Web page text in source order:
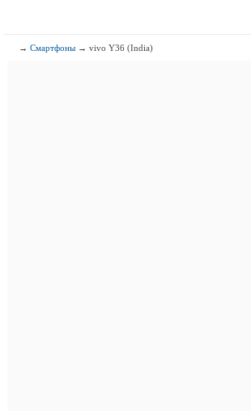
→Смартфоны → vivo Y36 (India)